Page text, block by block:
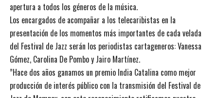
apertura a todos los géneros de la música.
Los encargados de acompañar a los telecaribistas en la
presentación de los momentos más importantes de cada velada
del Festival de Jazz serán los periodistas cartageneros: Vanessa
Gómez, Carolina De Pombo y Jairo Martínez.
”Hace dos años ganamos un premio India Catalina como mejor
producción de interés público con la transmisión del Festival de